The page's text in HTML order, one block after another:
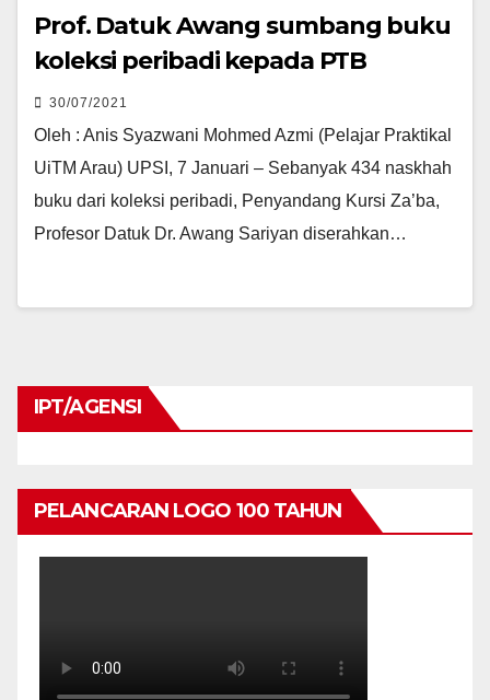
Prof. Datuk Awang sumbang buku
koleksi peribadi kepada PTB
30/07/2021
Oleh : Anis Syazwani Mohmed Azmi (Pelajar Praktikal
UiTM Arau) UPSI, 7 Januari – Sebanyak 434 naskhah
buku dari koleksi peribadi, Penyandang Kursi Za’ba,
Profesor Datuk Dr. Awang Sariyan diserahkan…
IPT/AGENSI
PELANCARAN LOGO 100 TAHUN